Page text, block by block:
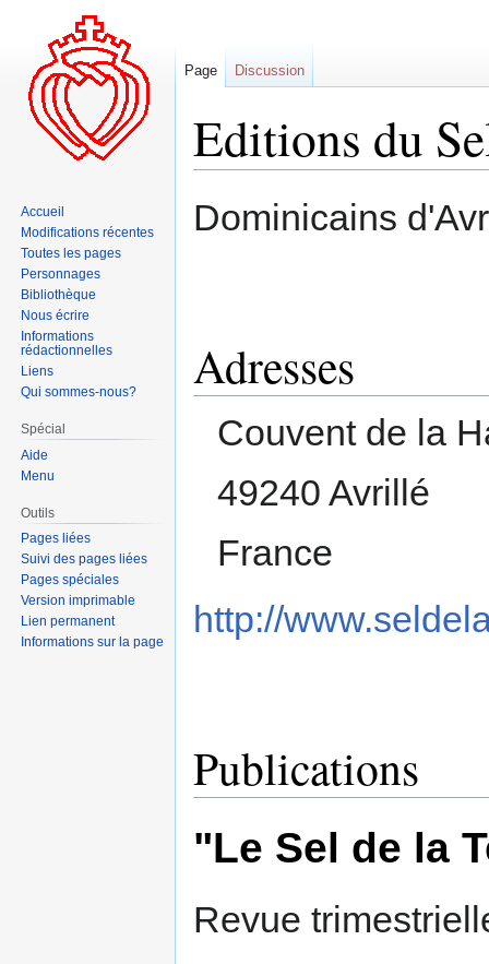
Editions du
àà
Dominicains
Adresses
Couvent de la
49240 Avrillé
France
http://
Publications
"Le Sel de la
Revue
Page Discussion
Accueil
Modifications récentes
Toutes les pages
Personnages
Bibliothèque
Nous écrire
Informations
rédactionnelles
Liens
Qui sommes-nous?
Spécial
Aide
Menu
Outils
Pages liées
Suivi des pages liées
Pages spéciales
Version imprimable
Lien permanent
Informations sur la page